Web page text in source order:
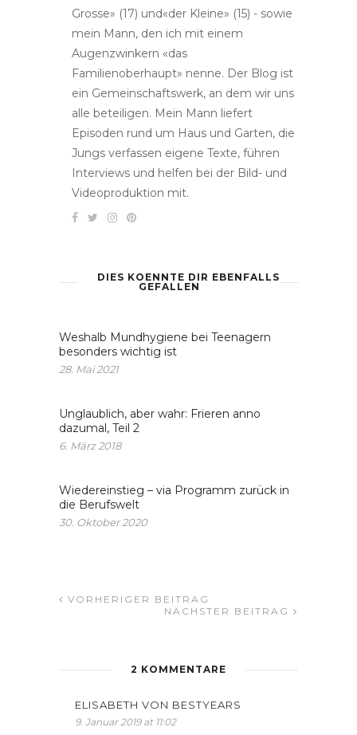
Grosse» (17) und«der Kleine» (15) - sowie
mein Mann, den ich mit einem
Augenzwinkern «das
Familienoberhaupt» nenne. Der Blog ist
ein Gemeinschaftswerk, an dem wir uns
alle beteiligen. Mein Mann liefert
Episoden rund um Haus und Garten, die
Jungs verfassen eigene Texte, führen
Interviews und helfen bei der Bild- und
Videoproduktion mit.
DIES KOENNTE DIR EBENFALLS
GEFALLEN
Weshalb Mundhygiene bei Teenagern
besonders wichtig ist
28. Mai 2021
Unglaublich, aber wahr: Frieren anno
dazumal, Teil 2
6. März 2018
Wiedereinstieg – via Programm zurück in
die Berufswelt
30. Oktober 2020
VORHERIGER BEITRAG
NÄCHSTER BEITRAG
2 KOMMENTARE
ELISABETH VON BESTYEARS
9. Januar 2019 at 11:02